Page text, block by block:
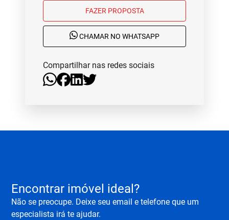
FAZER PROPOSTA
CHAMAR NO WHATSAPP
Compartilhar nas redes sociais
Encontrar imóvel ideal?
Não se preocupe. Deixe seu email e telefone que um
especialista irá te ajudar.